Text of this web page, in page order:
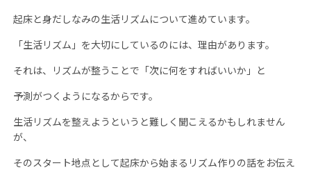
起床と身だしなみの生活リズムについて進めています。
「生活リズム」を大切にしているのには、理由があります。
それは、リズムが整うことで「次に何をすればいいか」と
予測がつくようになるからです。
生活リズムを整えようというと難しく聞こえるかもしれません
が、
そのスタート地点として起床から始まるリズム作りの話をお伝え